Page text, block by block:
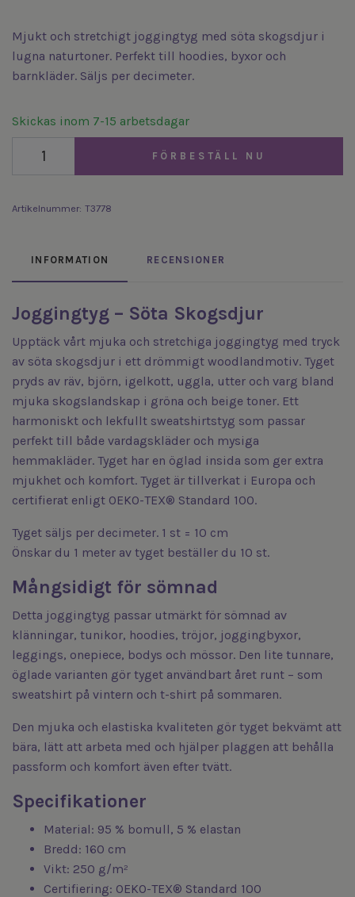
Mjukt och stretchigt joggingtyg med söta skogsdjur i
lugna naturtoner. Perfekt till hoodies, byxor och
barnkläder. Säljs per decimeter.
Skickas inom 7-15 arbetsdagar
FÖRBESTÄLL NU
Artikelnummer: T3778
INFORMATION RECENSIONER
Joggingtyg – Söta Skogsdjur
Upptäck vårt mjuka och stretchiga joggingtyg med tryck
av söta skogsdjur i ett drömmigt woodlandmotiv. Tyget
pryds av räv, björn, igelkott, uggla, utter och varg bland
mjuka skogslandskap i gröna och beige toner. Ett
harmoniskt och lekfullt sweatshirtstyg som passar
perfekt till både vardagskläder och mysiga
hemmakläder. Tyget har en öglad insida som ger extra
mjukhet och komfort. Tyget är tillverkat i Europa och
certifierat enligt OEKO-TEX® Standard 100.
Tyget säljs per decimeter. 1 st = 10 cm
Önskar du 1 meter av tyget beställer du 10 st.
Mångsidigt för sömnad
Detta joggingtyg passar utmärkt för sömnad av
klänningar, tunikor, hoodies, tröjor, joggingbyxor,
leggings, onepiece, bodys och mössor. Den lite tunnare,
öglade varianten gör tyget användbart året runt – som
sweatshirt på vintern och t-shirt på sommaren.
Den mjuka och elastiska kvaliteten gör tyget bekvämt att
bära, lätt att arbeta med och hjälper plaggen att behålla
passform och komfort även efter tvätt.
Specifikationer
Material: 95 % bomull, 5 % elastan
Bredd: 160 cm
Vikt: 250 g/m²
Certifiering: OEKO-TEX® Standard 100